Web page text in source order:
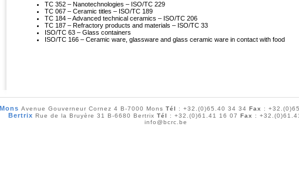
TC 352 – Nanotechnologies – ISO/TC 229
TC 067 – Ceramic titles – ISO/TC 189
TC 184 – Advanced technical ceramics – ISO/TC 206
TC 187 – Refractory products and materials – ISO/TC 33
ISO/TC 63 – Glass containers
ISO/TC 166 – Ceramic ware, glassware and glass ceramic ware in contact with food
Mons Avenue Gouverneur Cornez 4 B-7000 Mons Tél : +32.(0)65.40 34 34 Fax :
Bertrix Rue de la Bruyère 31 B-6680 Bertrix Tél : +32.(0)61.41 16 07 Fax :
info@bcrc.be